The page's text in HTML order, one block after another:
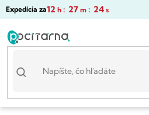
Prejsť
Expedícia za12 h : 27 m : 23 s